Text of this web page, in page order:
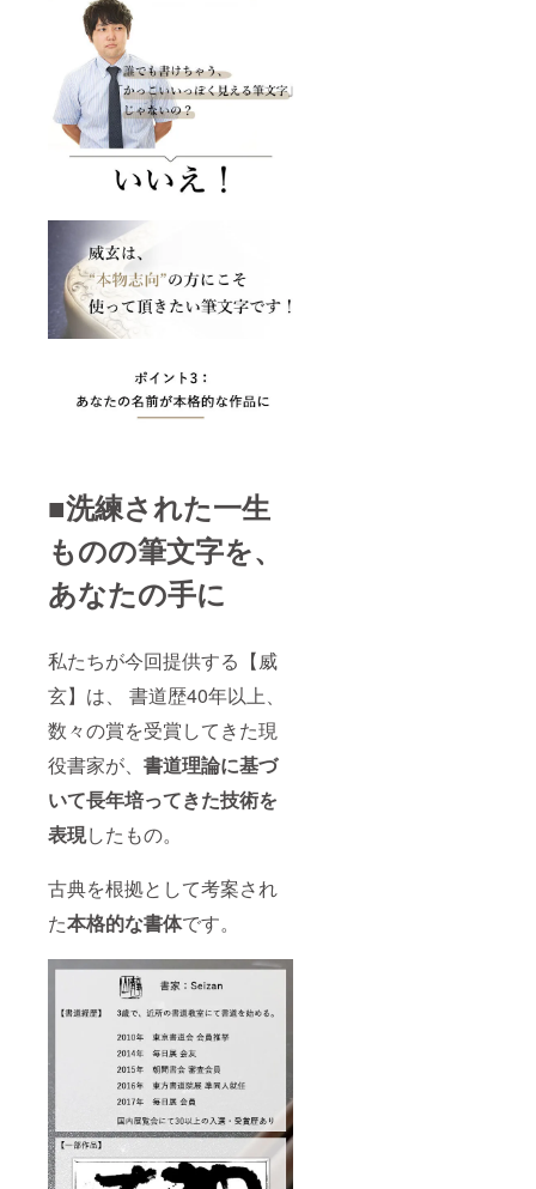
■洗練された一生
ものの筆文字を、
あなたの手に
私たちが今回提供する【威
玄】は、 書道歴40年以上、
数々の賞を受賞してきた現
役書家が、 書道理論に基づ
いて長年培ってきた技術を
表現したもの。
古典を根拠として考案され
た本格的な書体です。